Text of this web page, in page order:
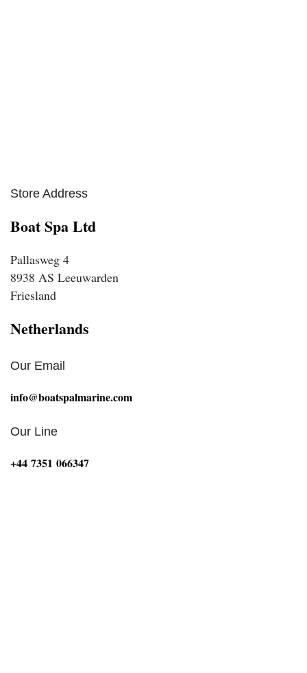
Store Address
Boat Spa Ltd
Pallasweg 4
8938 AS Leeuwarden
Friesland
Netherlands
Our Email
info@boatspalmarine.com
Our Line
‪+44 7351 066347‬